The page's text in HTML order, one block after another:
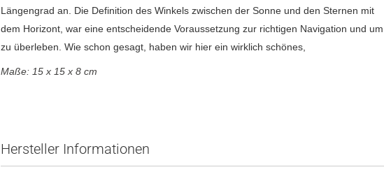
Längengrad an. Die Definition des Winkels zwischen der Sonne und den Sternen mit
dem Horizont, war eine entscheidende Voraussetzung zur richtigen Navigation und um
zu überleben. Wie schon gesagt, haben wir hier ein wirklich schönes,
Maße: 15 x 15 x 8 cm
Hersteller Informationen